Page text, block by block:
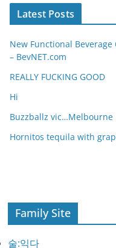
Latest Posts
New Functional
– BevNET.com
REALLY FUCKING GOOD
Hi
Buzzballz vic…Melbourne
Hornitos tequila with
Family Site
술:익다